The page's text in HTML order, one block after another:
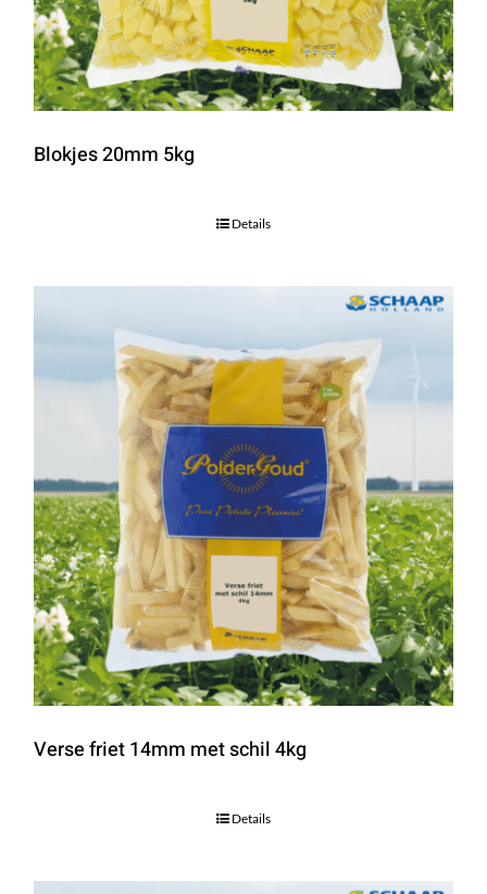
Blokjes 20mm 5kg
Details
Verse friet 14mm met schil 4kg
Details